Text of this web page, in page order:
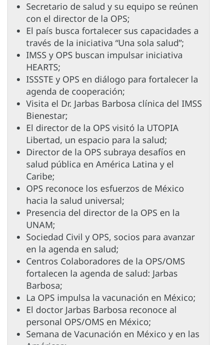
Secretario de salud y su equipo se reúnen
con el director de la OPS;
El país busca fortalecer sus capacidades a
través de la iniciativa “Una sola salud”;
IMSS y OPS buscan impulsar iniciativa
HEARTS;
ISSSTE y OPS en diálogo para fortalecer la
agenda de cooperación;
Visita el Dr. Jarbas Barbosa clínica del IMSS
Bienestar;
El director de la OPS visitó la UTOPIA
Libertad, un espacio para la salud;
Director de la OPS subraya desafíos en
salud pública en América Latina y el
Caribe;
OPS reconoce los esfuerzos de México
hacia la salud universal;
Presencia del director de la OPS en la
UNAM;
Sociedad Civil y OPS, socios para avanzar
en la agenda en salud;
Centros Colaboradores de la OPS/OMS
fortalecen la agenda de salud: Jarbas
Barbosa;
La OPS impulsa la vacunación en México;
El doctor Jarbas Barbosa reconoce al
personal OPS/OMS en México;
Semana de Vacunación en México y en las